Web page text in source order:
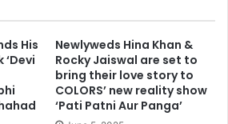
His
Newlyweds Hina Khan &
Rocky Jaiswal are set to
bring their love story to
COLORS’ new reality show
‘Pati Patni Aur Panga’